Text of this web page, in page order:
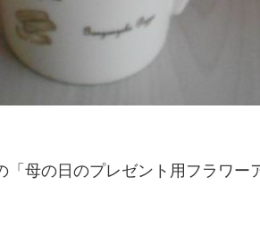
「母の日のプレゼント用フラワー